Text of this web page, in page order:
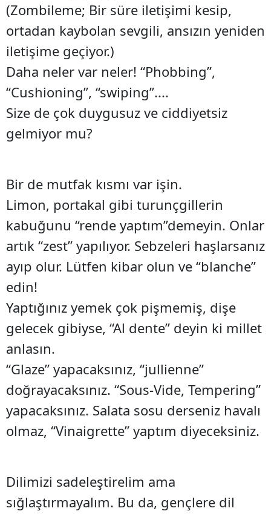
(Zombileme; Bir süre iletişimi kesip,
ortadan kaybolan sevgili, ansızın yeniden
iletişime geçiyor.)
Daha neler var neler! “Phobbing”,
“Cushioning”, “swiping”....
Size de çok duygusuz ve ciddiyetsiz
gelmiyor mu?
Bir de mutfak kısmı var işin.
Limon, portakal gibi turunçgillerin
kabuğunu “rende yaptım”demeyin. Onlar
artık “zest” yapılıyor. Sebzeleri haşlarsanız
ayıp olur. Lütfen kibar olun ve “blanche”
edin!
Yaptığınız yemek çok pişmemiş, dişe
gelecek gibiyse, “Al dente” deyin ki millet
anlasın.
“Glaze” yapacaksınız, “jullienne”
doğrayacaksınız. “Sous-Vide, Tempering”
yapacaksınız. Salata sosu derseniz havalı
olmaz, “Vinaigrette” yaptım diyeceksiniz.
Dilimizi sadeleştirelim ama
sığlaştırmayalım. Bu da, gençlere dil